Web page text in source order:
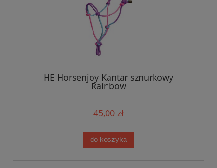
HE Horsenjoy Kantar sznurkowy
Rainbow
45,00 zł
do koszyka